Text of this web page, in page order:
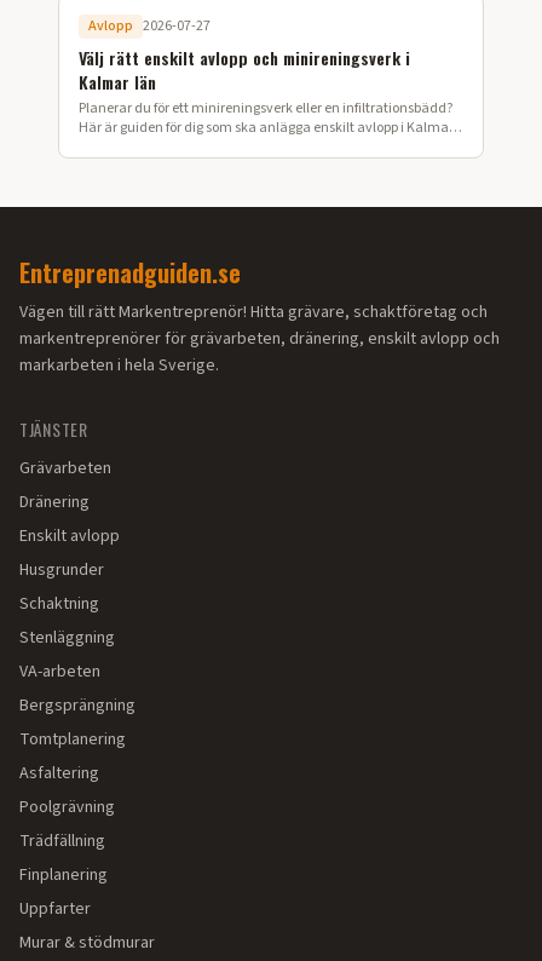
Avlopp 2026-07-27
Välj rätt enskilt avlopp och minireningsverk i
Kalmar län
Planerar du för ett minireningsverk eller en infiltrationsbädd?
Här är guiden för dig som ska anlägga enskilt avlopp i Kalmar
Entreprenadguiden.se
Vägen till rätt Markentreprenör! Hitta grävare, schaktföretag och
markentreprenörer för grävarbeten, dränering, enskilt avlopp och
markarbeten i hela Sverige.
TJÄNSTER
Grävarbeten
Dränering
Enskilt avlopp
Husgrunder
Schaktning
Stenläggning
VA-arbeten
Bergsprängning
Tomtplanering
Asfaltering
Poolgrävning
Trädfällning
Finplanering
Uppfarter
Murar & stödmurar